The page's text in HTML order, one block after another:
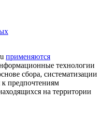
применяются
технологии
сбора, систематизации
к предпочтениям
на территории